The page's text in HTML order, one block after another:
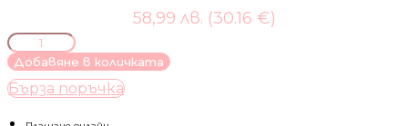
58,99 лв. (30.16 €)
количество
за
ШЕЗЛОНГ
ELIZA
Добавяне в количката
Бърза поръчка